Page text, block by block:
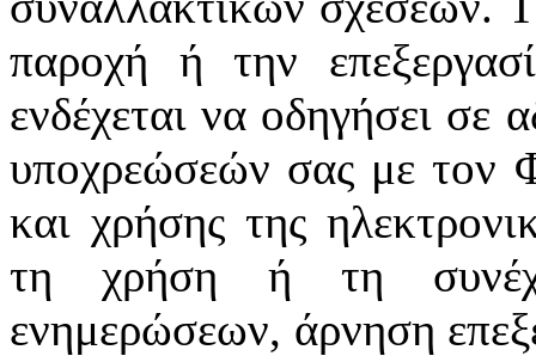
παροχή ή την
ενδέχεται να οδηγήσει σε
υποχρεώσεών σας με τον
και χρήσης της
τη χρήση ή τη
ενημερώσεων, άρνηση